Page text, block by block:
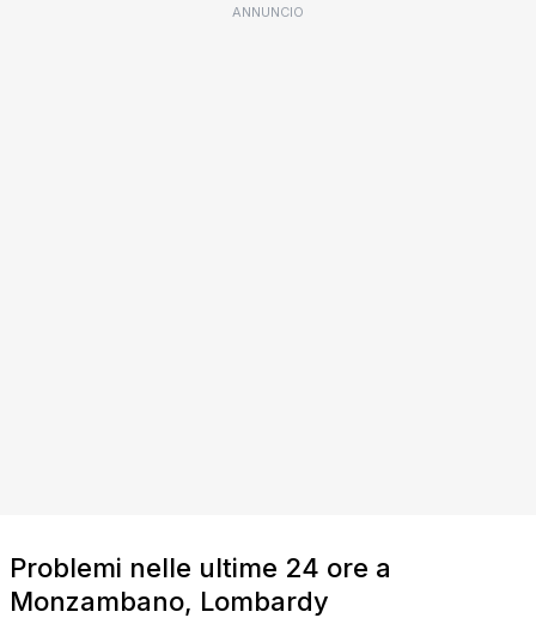
ANNUNCIO
Problemi nelle ultime 24 ore a
Monzambano, Lombardy